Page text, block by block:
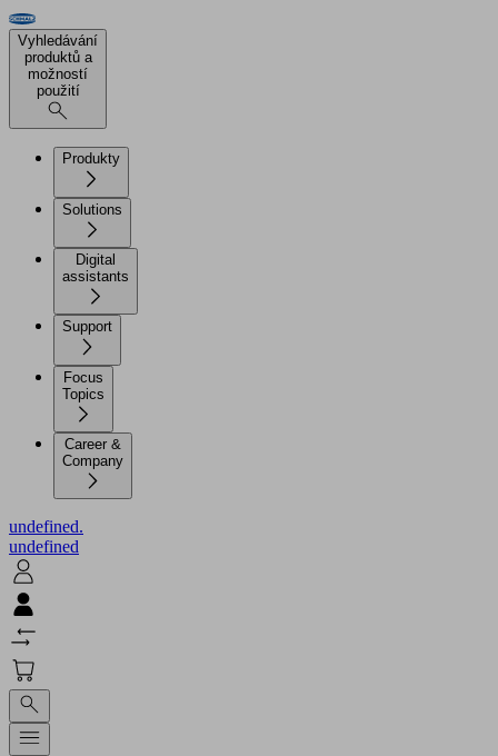
Vyhledávání
produktů a
možností
použití
Produkty
Solutions
Digital
assistants
Support
Focus
Topics
Career &
Company
undefined.
undefined